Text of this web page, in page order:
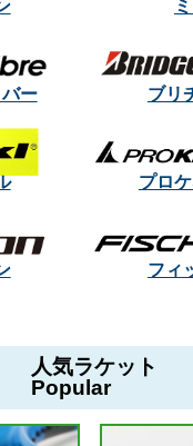
ー ブリ
プロ
フィ
人気ラケット
Popular